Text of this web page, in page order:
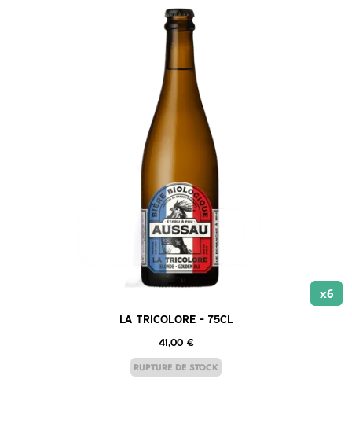
x6
La Tricolore – 75cl
41,00 €
RUPTURE DE STOCK